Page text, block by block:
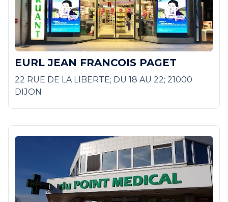
EURL JEAN FRANCOIS PAGET
22 RUE DE LA LIBERTE; DU 18 AU 22; 21000
DIJON